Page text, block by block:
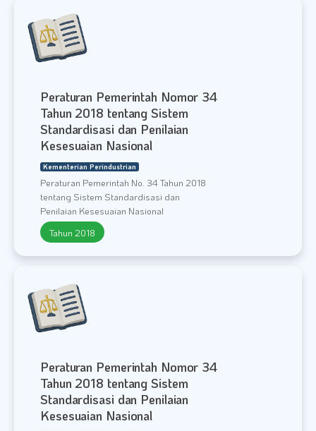
Peraturan Pemerintah Nomor 34
Tahun 2018 tentang Sistem
Standardisasi dan Penilaian
Kesesuaian Nasional
Kementerian Perindustrian
Peraturan Pemerintah No. 34 Tahun 2018
tentang Sistem Standardisasi dan
Penilaian Kesesuaian Nasional
Tahun 2018
Peraturan Pemerintah Nomor 34
Tahun 2018 tentang Sistem
Standardisasi dan Penilaian
Kesesuaian Nasional